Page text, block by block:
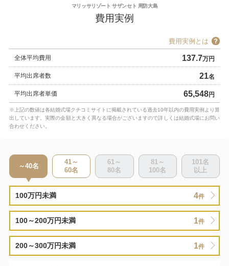
マリッサリゾート サザンセト 周防大島
費用実例
費用実例とは
全体平均費用 137.7万円
平均出席者数 21名
平均出席者単価 65,548円
※上記の数値は各結婚式場クチコミサイトに掲載されている過去10年以内の費用実例より算
出しています。実際の金額と大きく異なる場合がございますので詳しくは結婚式場にお問い
合わせください。
～40名
41～
60名
61～
80名
81～
100名
101 名
以上
100万円未満 4件
100～200万円未満 1件
200～300万円未満 1件